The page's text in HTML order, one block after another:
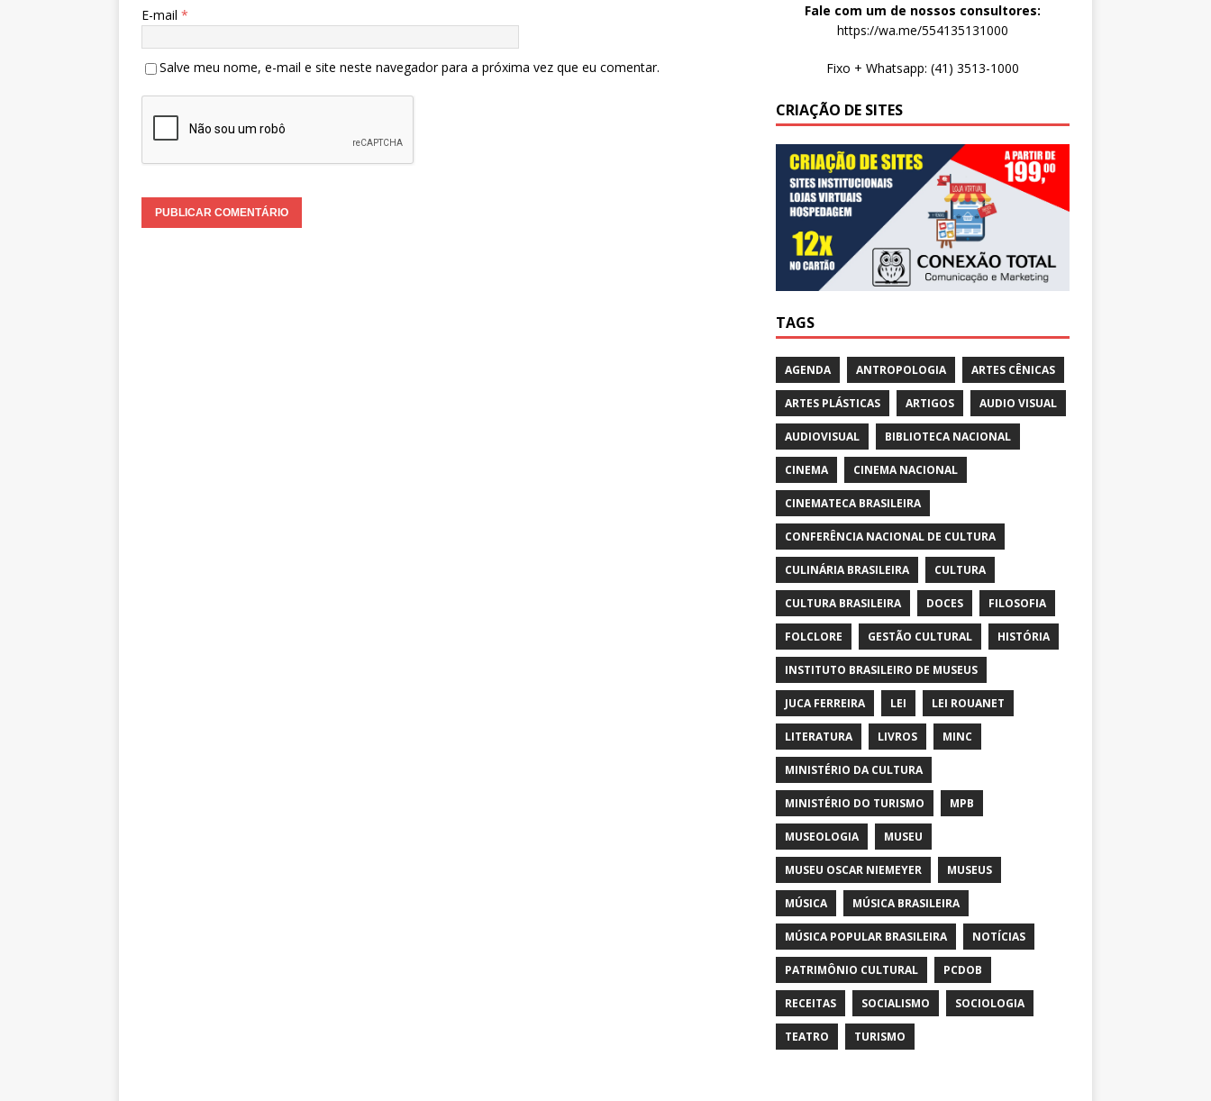
E-mail *
Salve meu nome, e-mail e site neste navegador para a próxima vez que eu comentar.
Fale com um de nossos consultores:
https://wa.me/554135131000
Fixo + Whatsapp: (41) 3513-1000
CRIAÇÃO DE SITES
TAGS
AGENDA ANTROPOLOGIA ARTES CÊNICAS
ARTES PLÁSTICAS ARTIGOS AUDIO VISUAL
AUDIOVISUAL BIBLIOTECA NACIONAL
CINEMA CINEMA NACIONAL
CINEMATECA BRASILEIRA
CONFERÊNCIA NACIONAL DE CULTURA
CULINÁRIA BRASILEIRA CULTURA
CULTURA BRASILEIRA DOCES FILOSOFIA
FOLCLORE GESTÃO CULTURAL HISTÓRIA
INSTITUTO BRASILEIRO DE MUSEUS
JUCA FERREIRA LEI LEI ROUANET
LITERATURA LIVROS MINC
MINISTÉRIO DA CULTURA
MINISTÉRIO DO TURISMO MPB
MUSEOLOGIA MUSEU
MUSEU OSCAR NIEMEYER MUSEUS
MÚSICA MÚSICA BRASILEIRA
MÚSICA POPULAR BRASILEIRA NOTÍCIAS
PATRIMÔNIO CULTURAL PCDOB
RECEITAS SOCIALISMO SOCIOLOGIA
TEATRO TURISMO